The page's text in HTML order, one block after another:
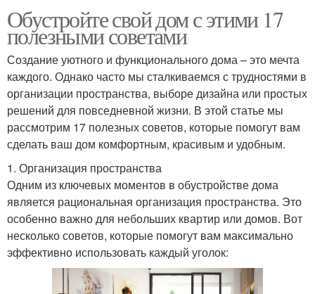
Обустройте свой дом с этими 17
полезными советами
Создание уютного и функционального дома – это мечта
каждого. Однако часто мы сталкиваемся с трудностями в
организации пространства, выборе дизайна или простых
решений для повседневной жизни. В этой статье мы
рассмотрим 17 полезных советов, которые помогут вам
сделать ваш дом комфортным, красивым и удобным.
1. Организация пространства
Одним из ключевых моментов в обустройстве дома
является рациональная организация пространства. Это
особенно важно для небольших квартир или домов. Вот
несколько советов, которые помогут вам максимально
эффективно использовать каждый уголок: